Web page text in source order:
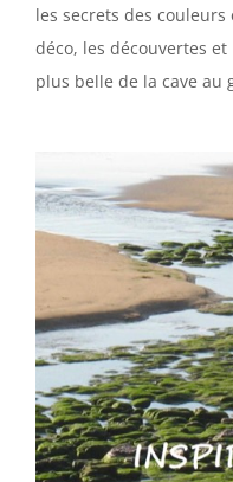
les secrets des
déco, les découvertes
plus belle de la cave au